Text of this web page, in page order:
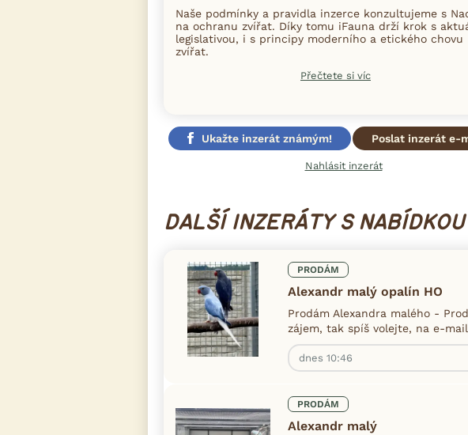
Naše podmínky a pravidla inzerce konzultujeme s
na ochranu zvířat. Díky tomu iFauna drží krok s
legislativou, i s principy moderního a etického chovu
zvířat.
Přečtete si víc
Ukažte inzerát známým! Poslat inzerát e-
Nahlásit inzerát
DALŠÍ INZERÁTY S NABÍDKOU
PRODÁM
Alexandr malý opalín HO
Prodám Alexandra malého -
zájem, tak spíš volejte, na e-
dnes 10:46
PRODÁM
Alexandr malý